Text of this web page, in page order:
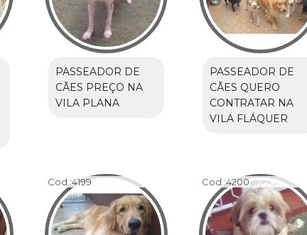
PASSEADOR DE
CÃES PREÇO NA
VILA PLANA
PASSEADOR DE
CÃES QUERO
CONTRATAR NA
VILA FLÁQUER
Cod.:4199 Cod.:4200